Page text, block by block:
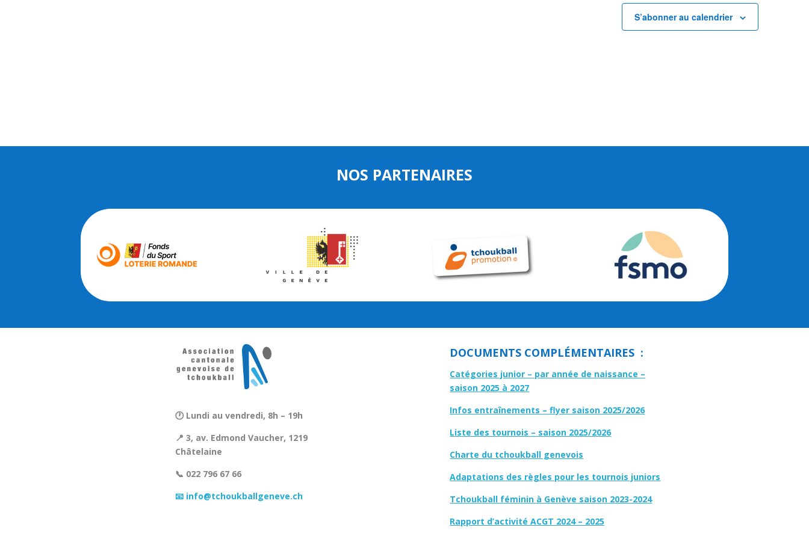
S’abonner au calendrier
NOS PARTENAIRES
🕐 Lundi au vendredi, 8h – 19h
📍 3, av. Edmond Vaucher, 1219
Châtelaine
📞 022 796 67 66
📧 info@tchoukballgeneve.ch
DOCUMENTS COMPLÉMENTAIRES :
Catégories junior – par année de naissance –
saison 2025 à 2027
Infos entraînements – flyer saison 2025/2026
Liste des tournois – saison 2025/2026
Charte du tchoukball genevois
Adaptations des règles pour les tournois juniors
Tchoukball féminin à Genève saison 2023-2024
Rapport d’activité ACGT 2024 – 2025